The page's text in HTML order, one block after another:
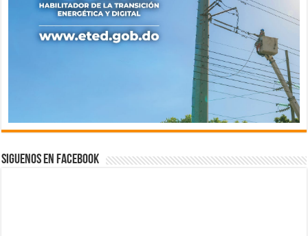
Siguenos en Facebook